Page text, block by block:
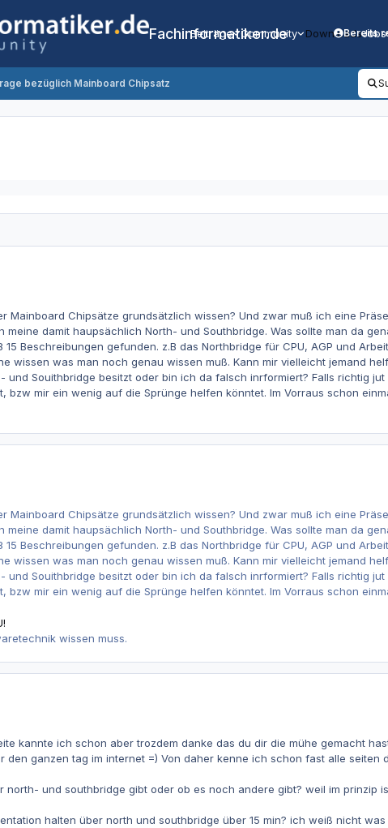
Fachinformatiker.de
Beiträge Community DownloadsJobs
Bereits
bezüglich Mainboard Chipsatz
Mainboard Chipsätze grundsätzlich wissen? Und zwar muß ich eine
meine damit haupsächlich North- und Southbridge. Was sollte man da
Beschreibungen gefunden. z.B das Northbridge für CPU, AGP und
wissen was man noch genau wissen muß. Kann mir vielleicht jemand
und Souithbridge besitzt oder bin ich da falsch inrformiert? Falls richtig
mir ein wenig auf die Sprünge helfen könntet. Im Vorraus schon
Mainboard Chipsätze grundsätzlich wissen? Und zwar muß ich eine
meine damit haupsächlich North- und Southbridge. Was sollte man da
Beschreibungen gefunden. z.B das Northbridge für CPU, AGP und
wissen was man noch genau wissen muß. Kann mir vielleicht jemand
und Souithbridge besitzt oder bin ich da falsch inrformiert? Falls richtig
mir ein wenig auf die Sprünge helfen könntet. Im Vorraus schon
wissen muss.
kannte ich schon aber trozdem danke das du dir die mühe gemacht
den ganzen tag im internet =) Von daher kenne ich schon fast alle seiten
north- und southbridge gibt oder ob es noch andere gibt? weil im prinzip
halten über north und southbridge über 15 min? ich weiß nicht